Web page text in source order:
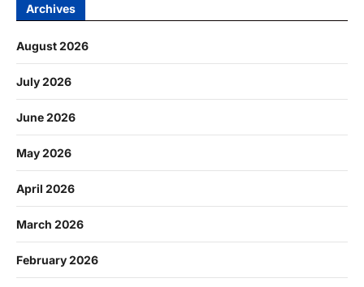
Archives
August 2026
July 2026
June 2026
May 2026
April 2026
March 2026
February 2026